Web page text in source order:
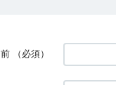
（必須）